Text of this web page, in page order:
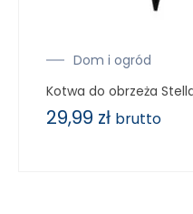
Dom i ogród
Kotwa do obrzeża
29,99 zł brutto